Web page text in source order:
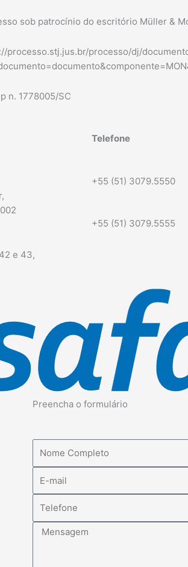
sob patrocínio do escritório Müller &
processo.stj.jus.br/processo/dj/
n. 1778005/SC
e 43,
Telefone
+55 (51) 3079.5550
+55 (51) 3079.5555
Preencha o formulário
mail
Mensagem